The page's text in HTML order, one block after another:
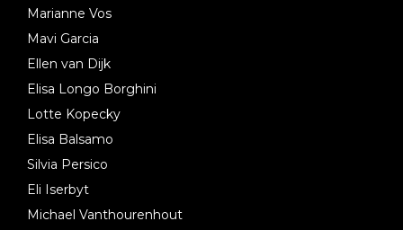
Marianne Vos
Mavi Garcia
Ellen van Dijk
Elisa Longo Borghini
Lotte Kopecky
Elisa Balsamo
Silvia Persico
Eli Iserbyt
Michael Vanthourenhout